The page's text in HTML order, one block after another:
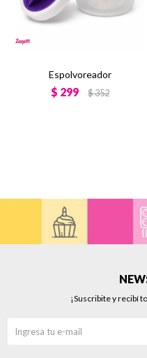
Espolvoreador
$ 299 $352
¡Suscribite y recibí